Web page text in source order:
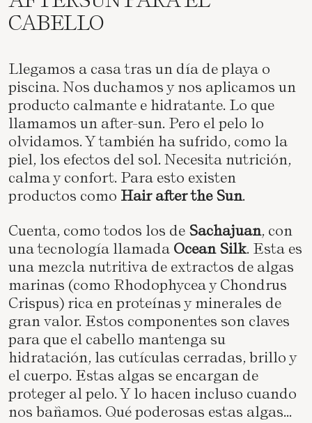
CABELLO
Llegamos a casa tras un día de playa o
piscina. Nos duchamos y nos aplicamos un
producto calmante e hidratante. Lo que
llamamos un after-sun. Pero el pelo lo
olvidamos. Y también ha sufrido, como la
piel, los efectos del sol. Necesita nutrición,
calma y confort. Para esto existen
productos como Hair after the Sun.
Cuenta, como todos los de Sachajuan, con
una tecnología llamada Ocean Silk. Esta es
una mezcla nutritiva de extractos de algas
marinas (como Rhodophycea y Chondrus
Crispus) rica en proteínas y minerales de
gran valor. Estos componentes son claves
para que el cabello mantenga su
hidratación, las cutículas cerradas, brillo y
el cuerpo. Estas algas se encargan de
proteger al pelo. Y lo hacen incluso cuando
nos bañamos. Qué poderosas estas algas...